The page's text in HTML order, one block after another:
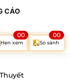
CÁO
Hẹn xem
00
So sánh
00